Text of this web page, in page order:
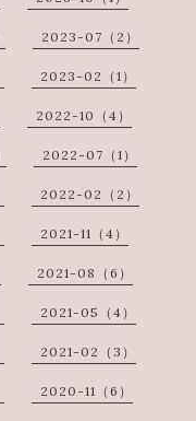
2023-07（2）
2023-02（1）
2022-10（4）
2022-07（1）
2022-02（2）
2021-11（4）
2021-08（6）
2021-05（4）
2021-02（3）
2020-11（6）